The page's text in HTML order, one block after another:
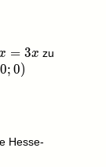
= 3x zu
0; 0)
Hesse-